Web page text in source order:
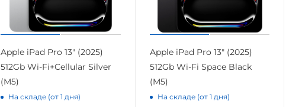
Apple iPad Pro 13" (2025)
512Gb Wi-Fi+Cellular Silver
(M5)
На складе (от 1 дня)
Apple iPad Pro 13" (2025)
512Gb Wi-Fi Space Black
(M5)
На складе (от 1 дня)